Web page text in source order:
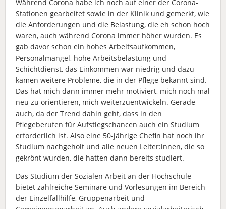
Während Corona habe ich noch auf einer der Corona-
Stationen gearbeitet sowie in der Klinik und gemerkt, wie
die Anforderungen und die Belastung, die eh schon hoch
waren, auch während Corona immer höher wurden. Es
gab davor schon ein hohes Arbeitsaufkommen,
Personalmangel, hohe Arbeitsbelastung und
Schichtdienst, das Einkommen war niedrig und dazu
kamen weitere Probleme, die in der Pflege bekannt sind.
Das hat mich dann immer mehr motiviert, mich noch mal
neu zu orientieren, mich weiterzuentwickeln. Gerade
auch, da der Trend dahin geht, dass in den
Pflegeberufen für Aufstiegschancen auch ein Studium
erforderlich ist. Also eine 50-jährige Chefin hat noch ihr
Studium nachgeholt und alle neuen Leiter:innen, die so
gekrönt wurden, die hatten dann bereits studiert.
Das Studium der Sozialen Arbeit an der Hochschule
bietet zahlreiche Seminare und Vorlesungen im Bereich
der Einzelfallhilfe, Gruppenarbeit und